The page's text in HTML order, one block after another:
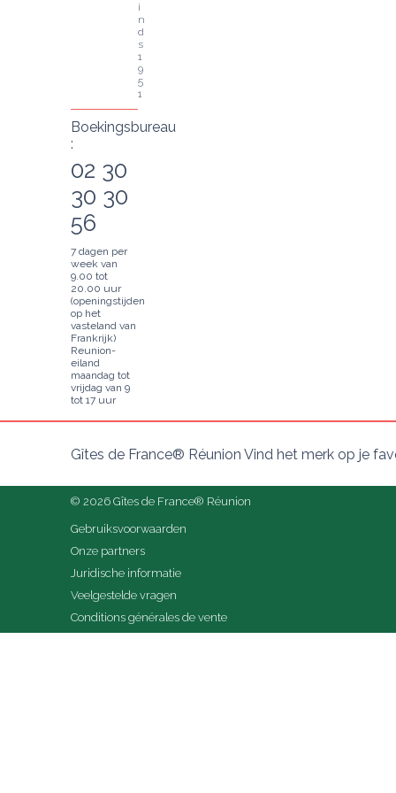
i
n
d
s
1
9
5
1
Boekingsbureau
:
02 30
30 30
56
7 dagen per
week van
9.00 tot
20.00 uur
(openingstijden
op het
vasteland van
Frankrijk)
Reunion-
eiland
maandag tot
vrijdag van 9
tot 17 uur
Gîtes de France® Réunion Vind het merk op je
© 2026 Gîtes de France® Réunion
Gebruiksvoorwaarden
Onze partners
Juridische informatie
Veelgestelde vragen
Conditions générales de vente